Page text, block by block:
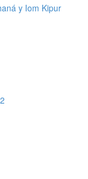
y Iom Kipur